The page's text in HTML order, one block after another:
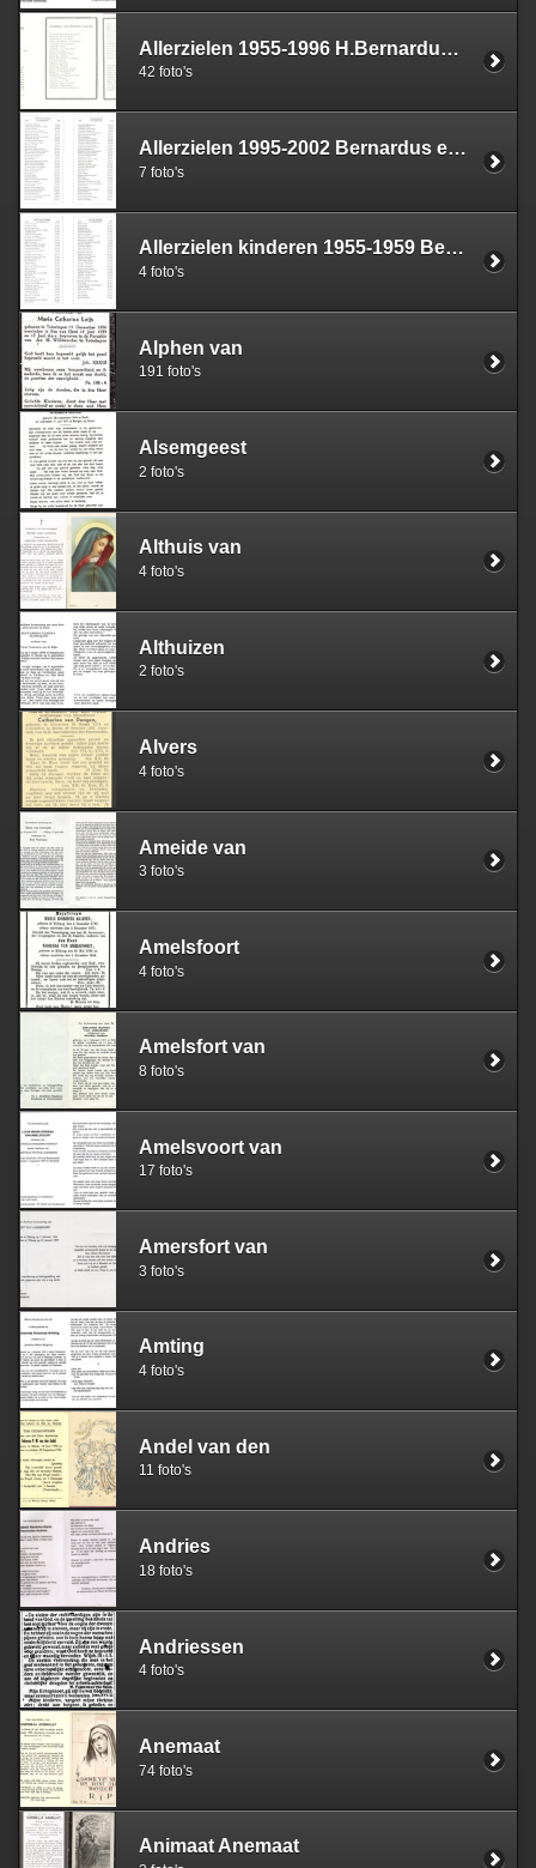
Allerzielen 1955-1996 H.Bernardus Made
42 foto's
Allerzielen 1995-2002 Bernardus en Blasius
7 foto's
Allerzielen kinderen 1955-1959 Bernardus
4 foto's
Alphen van
191 foto's
Alsemgeest
2 foto's
Althuis van
4 foto's
Althuizen
2 foto's
Alvers
4 foto's
Ameide van
3 foto's
Amelsfoort
4 foto's
Amelsfort van
8 foto's
Amelsvoort van
17 foto's
Amersfort van
3 foto's
Amting
4 foto's
Andel van den
11 foto's
Andries
18 foto's
Andriessen
4 foto's
Anemaat
74 foto's
Animaat Anemaat